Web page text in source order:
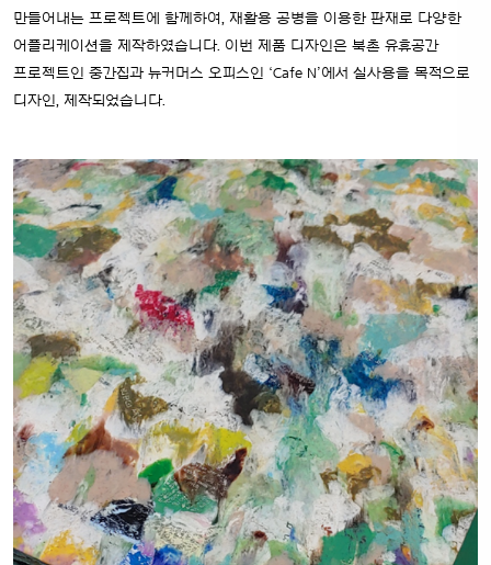
만들어내는 프로젝트에 함께하여, 재활용 공병을 이용한 판재로 다양한
어플리케이션을 제작하였습니다. 이번 제품 디자인은 북촌 유휴공간
프로젝트인 중간집과 뉴커머스 오피스인 ‘Cafe N’에서 실사용을 목적으로
디자인, 제작되었습니다.